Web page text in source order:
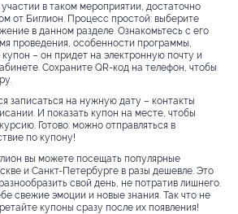
в таком мероприятии, достаточно
от Биглион. Процесс простой: выберите
в данном разделе. Ознакомьтесь с его
проведения, особенности программы,
– он придет на электронную почту и
Сохраните QR-код на телефон, чтобы
записаться на нужную дату – контакты
И показать купон на месте, чтобы
Готово: можно отправляться в
по купону!
вы можете посещать популярные
и Санкт-Петербурге в разы дешевле. Это
свой день, не потратив лишнего.
свежие эмоции и новые знания. Так что не
купоны сразу после их появления!